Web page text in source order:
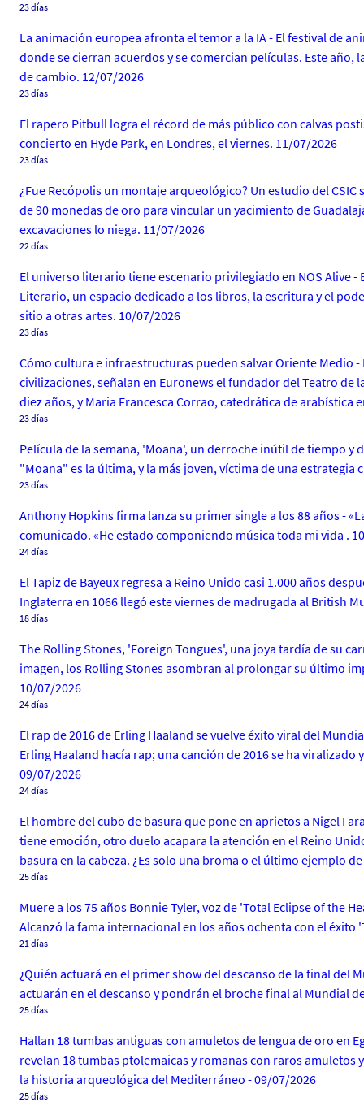
23 días
La animación europea afronta el temor a la IA - El festival de
donde se cierran acuerdos y se comercian películas. Este
de cambio. 12/07/2026
23 días
El rapero Pitbull logra el récord de más público con calvas
concierto en Hyde Park, en Londres, el viernes. 11/07/2026
23 días
¿Fue Recópolis un montaje arqueológico? Un estudio del
de 90 monedas de oro para vincular un yacimiento de
excavaciones lo niega. 11/07/2026
22 días
El universo literario tiene escenario privilegiado en NOS Alive -
Literario, un espacio dedicado a los libros, la escritura y el
sitio a otras artes. 10/07/2026
23 días
Cómo cultura e infraestructuras pueden salvar Oriente Medio
civilizaciones, señalan en Euronews el fundador del Teatro de
diez años, y Maria Francesca Corrao, catedrática de arabística
23 días
Película de la semana, 'Moana', un derroche inútil de tiempo y
"Moana" es la última, y la más joven, víctima de una estrategia
23 días
Anthony Hopkins firma lanza su primer single a los 88 años -
comunicado. «He estado componiendo música toda mi vida .
24 días
El Tapiz de Bayeux regresa a Reino Unido casi 1.000 años
Inglaterra en 1066 llegó este viernes de madrugada al British
18 días
The Rolling Stones, 'Foreign Tongues', una joya tardía de su
imagen, los Rolling Stones asombran al prolongar su último
10/07/2026
24 días
El rap de 2016 de Erling Haaland se vuelve éxito viral del
Erling Haaland hacía rap; una canción de 2016 se ha
09/07/2026
24 días
El hombre del cubo de basura que pone en aprietos a Nigel
tiene emoción, otro duelo acapara la atención en el Reino
basura en la cabeza. ¿Es solo una broma o el último ejemplo
25 días
Muere a los 75 años Bonnie Tyler, voz de 'Total Eclipse of the
Alcanzó la fama internacional en los años ochenta con el éxito
21 días
¿Quién actuará en el primer show del descanso de la final del
actuarán en el descanso y pondrán el broche final al Mundial
25 días
Hallan 18 tumbas antiguas con amuletos de lengua de oro en
revelan 18 tumbas ptolemaicas y romanas con raros
la historia arqueológica del Mediterráneo - 09/07/2026
25 días